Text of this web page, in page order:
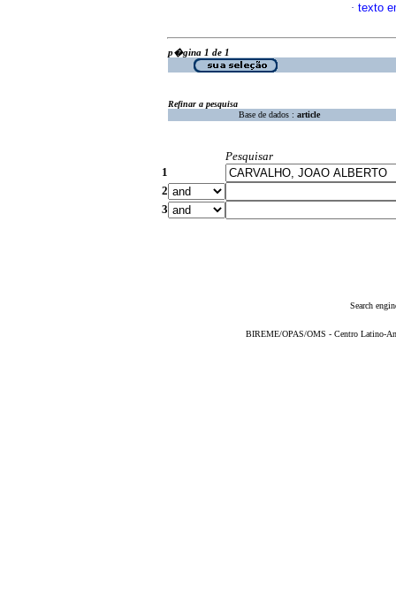
· texto
p�gina 1 de 1
Refinar a pesquisa
Base de dados : article
Pesquisar
1
2
3
Search
BIREME/OPAS/OMS - Centro Latino-